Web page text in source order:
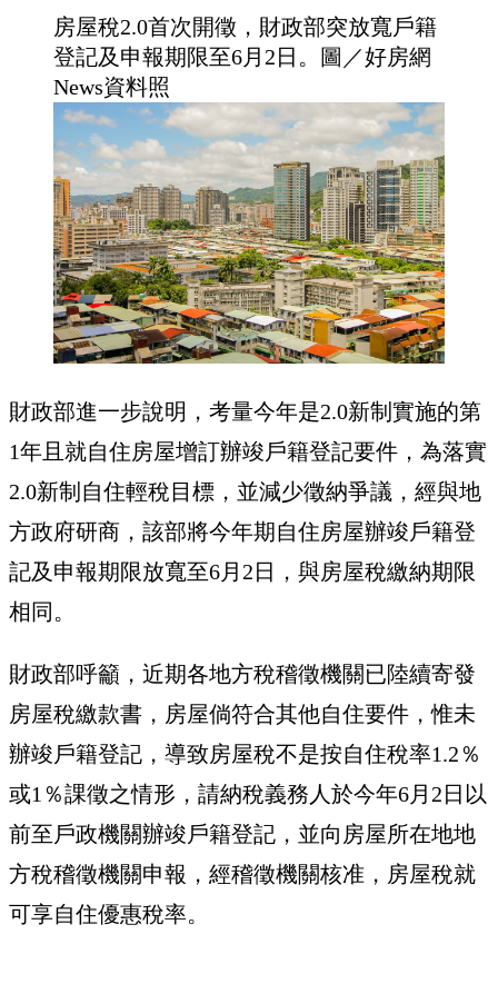
房屋稅2.0首次開徵，財政部突放寬戶籍
登記及申報期限至6月2日。圖／好房網
News資料照
財政部進一步說明，考量今年是2.0新制實施的第
1年且就自住房屋增訂辦竣戶籍登記要件，為落實
2.0新制自住輕稅目標，並減少徵納爭議，經與地
方政府研商，該部將今年期自住房屋辦竣戶籍登
記及申報期限放寬至6月2日，與房屋稅繳納期限
相同。
財政部呼籲，近期各地方稅稽徵機關已陸續寄發
房屋稅繳款書，房屋倘符合其他自住要件，惟未
辦竣戶籍登記，導致房屋稅不是按自住稅率1.2％
或1％課徵之情形，請納稅義務人於今年6月2日以
前至戶政機關辦竣戶籍登記，並向房屋所在地地
方稅稽徵機關申報，經稽徵機關核准，房屋稅就
可享自住優惠稅率。